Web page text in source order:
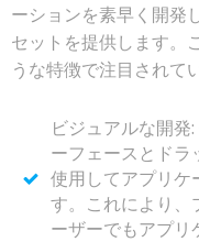
ーションを素早く開発
セットを提供します。
うな特徴で注目されて
ビジュアルな開発
ーフェースとドラ
使用してアプリケ
す。これにより、
ーザーでもアプリ